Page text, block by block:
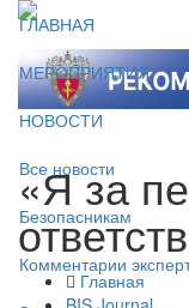
ГЛАВНАЯ
МЕРОПРИЯТИЯ
НОВОСТИ
Все новости
Безопасникам
Комментарии
«Я за
Главная